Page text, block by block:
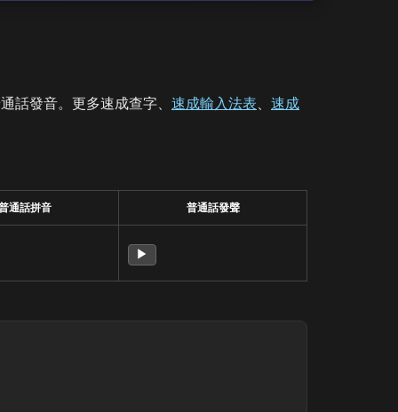
話發音。更多速成查字、 速成輸入法表、 速成
通話拼音 普通話發聲
▶